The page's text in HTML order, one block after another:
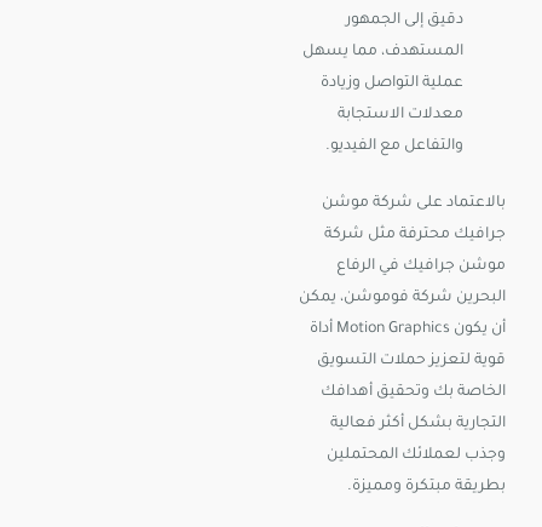
دقيق إلى الجمهور
المستهدف، مما يسهل
عملية التواصل وزيادة
معدلات الاستجابة
والتفاعل مع الفيديو.
بالاعتماد على شركة موشن
جرافيك محترفة مثل شركة
موشن جرافيك في الرفاع
البحرين شركة فوموشن، يمكن
أن يكون Motion Graphics أداة
قوية لتعزيز حملات التسويق
الخاصة بك وتحقيق أهدافك
التجارية بشكل أكثر فعالية
وجذب لعملائك المحتملين
بطريقة مبتكرة ومميزة.